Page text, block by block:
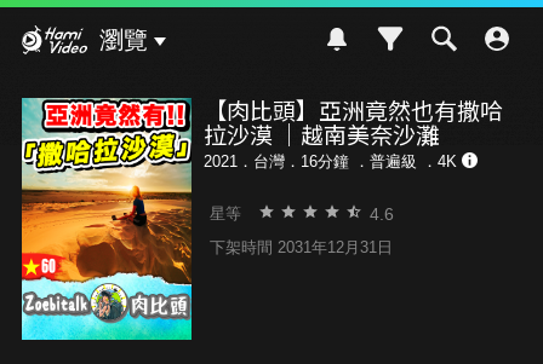
瀏覽
【肉比頭】亞洲竟然也有撒哈
拉沙漠 ｜越南美奈沙灘
2021．台灣．16分鐘 ． 普遍級 ．4K
星等 4.6
下架時間 2031年12月31日